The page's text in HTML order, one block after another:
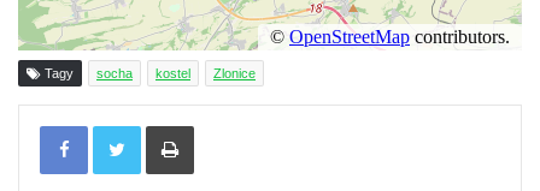
Pomník Vojtěcha Adalberta Lanny v parku
Na Sadech v Českých Budějovicích
Pomník Přemysla Otakara II. v parku Na
Socha Mateřství v parku Na Sadech v
Tagy socha kostel Zlonice
Tisknout